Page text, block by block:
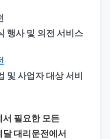
행사 및 의전 서비스
및 사업자 대상 서비
필요한 모든
대리운전에서